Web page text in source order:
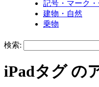
記号・マーク
建物・自然
乗物
検索:
iPadタグ の